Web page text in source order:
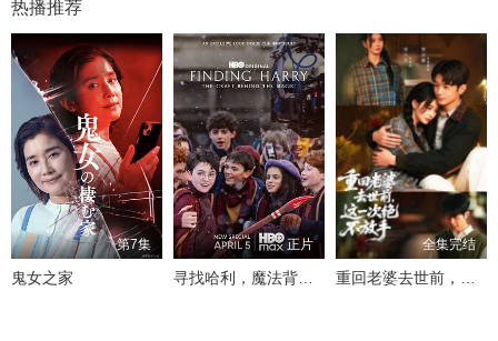
热播推荐
第7集
鬼女之家
正片
寻找哈利，魔法背后的匠心
全集完结
重回老婆去世前，这一次绝不放手